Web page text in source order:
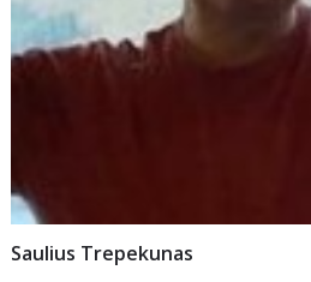
Saulius Trepekunas